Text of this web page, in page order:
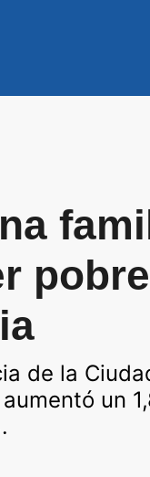
de la
un